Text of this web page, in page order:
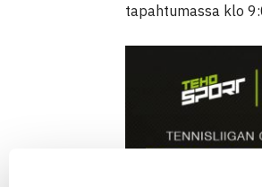
tapahtumassa klo